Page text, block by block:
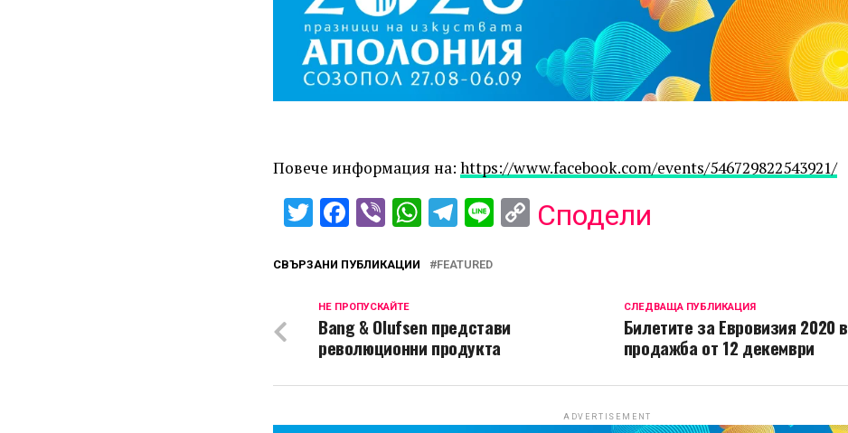
Повече информация на: https://www.facebook.com/events/546729822543921/
TwitterFacebook
ViberWhatsApp
Telegram
LineCopy
Сподели
СВЪРЗАНИ ПУБЛИКАЦИИ FEATURED
СЛЕДВАЩА ПУБЛИКАЦИЯ
Билетите за Евровизия 2020 в
продажба от 12 декември
НЕ ПРОПУСКАЙТЕ
Bang & Olufsen представи
революционни продукта
ADVERTISEMENT